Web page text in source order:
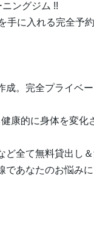
ングジム !!
手に入れる完全予
。完全プライベ
康的に身体を変化
全て無料貸出し＆
あなたのお悩みに